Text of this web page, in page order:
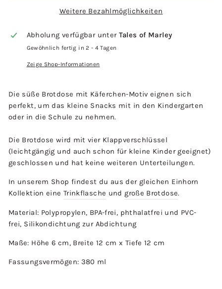
Weitere Bezahlmöglichkeiten
Abholung verfügbar unter Tales of Marley
Gewöhnlich fertig in 2 - 4 Tagen
Zeige Shop-Informationen
Die süße Brotdose mit Käferchen-Motiv eignen sich
perfekt, um das kleine Snacks mit in den Kindergarten
oder in die Schule zu nehmen.
Die Brotdose wird mit vier Klappverschlüssel
(leichtgängig und auch schon für kleine Kinder geeignet)
geschlossen und hat keine weiteren Unterteilungen.
In unserem Shop findest du aus der gleichen Einhorn
Kollektion eine Trinkflasche und große Brotdose.
Material: Polypropylen, BPA-frei, phthalatfrei und PVC-
frei, Silikondichtung zur Abdichtung
Maße: Höhe 6 cm, Breite 12 cm x Tiefe 12 cm
Fassungsvermögen: 380 ml